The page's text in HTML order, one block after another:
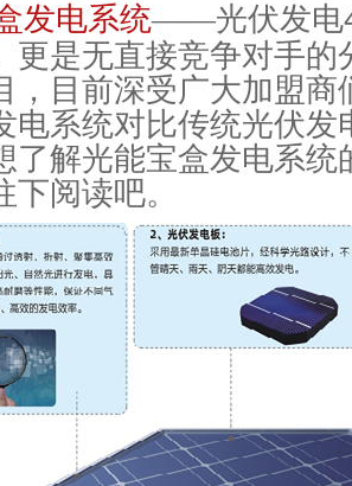
发电系统——光伏发电
更是无直接竞争对手的
，目前深受广大加盟商
电系统对比传统光伏发
了解光能宝盒发电系统
下阅读吧。